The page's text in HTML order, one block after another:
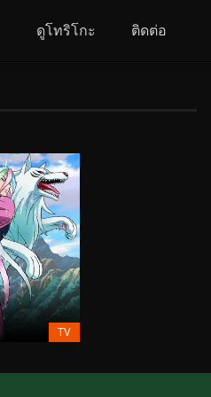
ดูโทริโกะ ติดต่อ
TV